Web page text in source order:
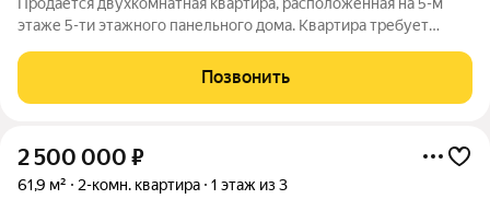
этаже 5-ти этажного панельного дома. Квартира требует
соседи. Через дорогу расположен детский садик и еще два
садика рядом, школа во дворе.
Позвонить
2 500 000 ₽
61,9 м² 2-комн. квартира 1 этаж из 3